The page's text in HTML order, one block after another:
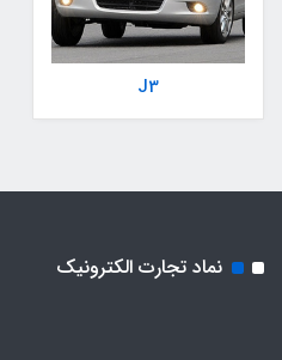
J3
نماد تجارت الکترونیک